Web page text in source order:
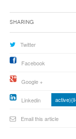
골프
Sharing
Twitter
Facebook
Google +
Linkedin
Email this article